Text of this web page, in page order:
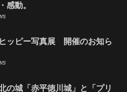
感動。
ッピー写真展 開催のお知ら
の城「赤平徳川城」と「プリ